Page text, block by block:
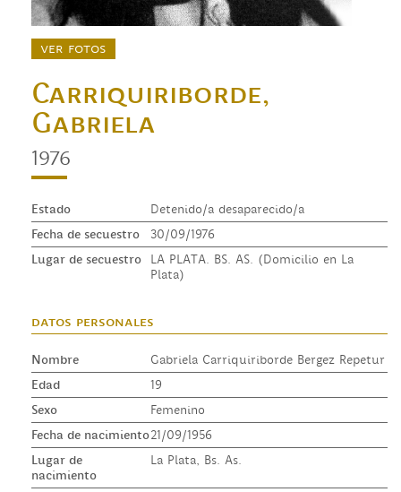
ver fotos
Carriquiriborde,
Gabriela
1976
Estado
Detenido/a desaparecido/a
Fecha de secuestro
30/09/1976
Lugar de secuestro
LA PLATA. BS. AS. (Domicilio en La
Plata)
datos personales
Nombre
Gabriela Carriquiriborde Bergez Repetur
Edad
19
Sexo
Femenino
Fecha de nacimiento21/09/1956
Lugar de
nacimiento
La Plata, Bs. As.